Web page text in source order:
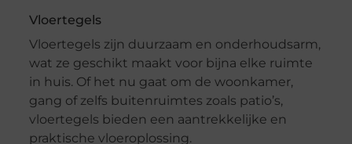
Vloertegels
Vloertegels zijn duurzaam en onderhoudsarm,
wat ze geschikt maakt voor bijna elke ruimte
in huis. Of het nu gaat om de woonkamer,
gang of zelfs buitenruimtes zoals patio’s,
vloertegels bieden een aantrekkelijke en
praktische vloeroplossing.